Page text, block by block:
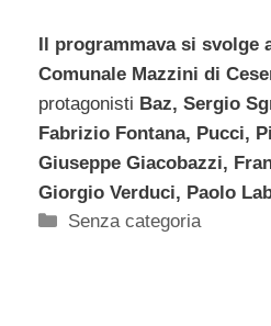
Il programmava si svolge
Comunale Mazzini di
protagonisti Baz, Sergio
Fabrizio Fontana, Pucci,
Giuseppe Giacobazzi,
Giorgio Verduci, Paolo
Categorie
Senza categoria